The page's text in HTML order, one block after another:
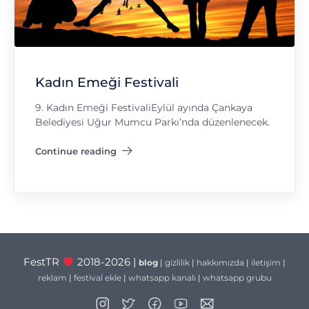
Kadın Emeği Festivali
9. Kadın Emeği FestivaliEylül ayında Çankaya
Belediyesi Uğur Mumcu Parkı’nda düzenlenecek.
Continue reading
"Kadın Emeği Festivali"
FestTR 2018-2026 | blog| gizlilik| hakkımızda | iletişim |
reklam | festival ekle| whatsapp kanalı | whatsapp grubu